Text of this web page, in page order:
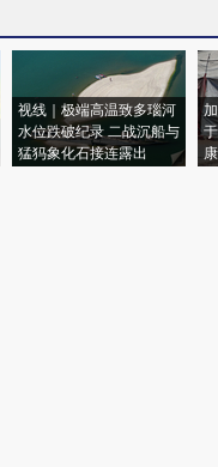
视线｜极端高温致多瑙河
水位跌破纪录 二战沉船与
猛犸象化石接连露出